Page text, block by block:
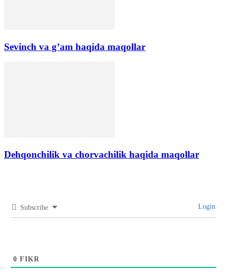
Sevinch va g’am haqida maqollar
Dehqonchilik va chorvachilik haqida maqollar
Subscribe Login
0 FIKR